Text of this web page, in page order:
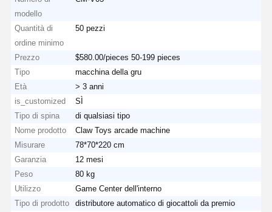
modello
Quantità di
ordine minimo
50 pezzi
Prezzo
$580.00/pieces 50-199 pieces
Tipo
macchina della gru
Età
> 3 anni
is_customized
SÌ
Tipo di spina
di qualsiasi tipo
Nome prodotto
Claw Toys arcade machine
Misurare
78*70*220 cm
Garanzia
12 mesi
Peso
80 kg
Utilizzo
Game Center dell'interno
Tipo di prodotto
distributore automatico di giocattoli da premio